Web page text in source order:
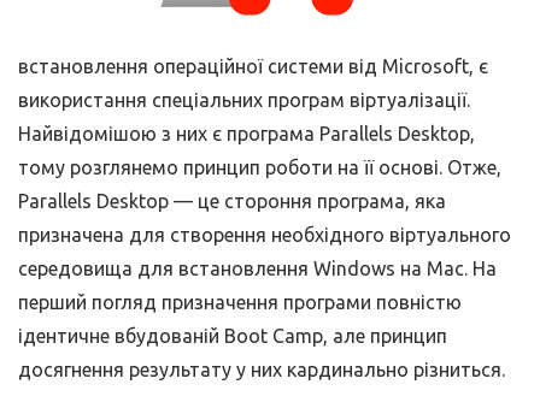
встановлення операційної системи від Microsoft, є
використання спеціальних програм віртуалізації.
Найвідомішою з них є програма Parallels Desktop,
тому розглянемо принцип роботи на її основі. Отже,
Parallels Desktop — це стороння програма, яка
призначена для створення необхідного віртуального
середовища для встановлення Windows на Mac. На
перший погляд призначення програми повністю
ідентичне вбудованій Boot Camp, але принцип
досягнення результату у них кардинально різниться.